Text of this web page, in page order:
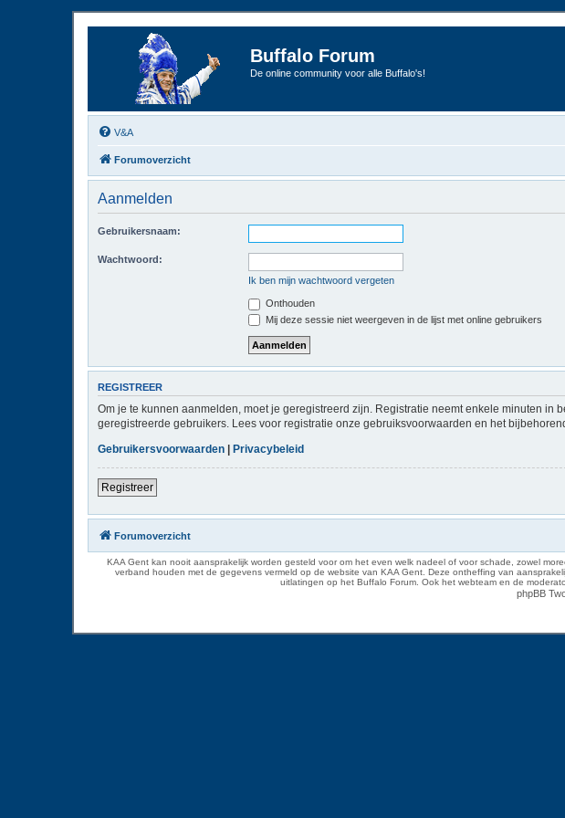
Buffalo Forum
De online community voor alle Buffalo's!
V&A
Forumoverzicht
Aanmelden
Gebruikersnaam:
Wachtwoord:
Ik ben mijn wachtwoord vergeten
Onthouden
Mij deze sessie niet weergeven in de lijst met online gebruikers
REGISTREER
Om je te kunnen aanmelden, moet je geregistreerd zijn. Registratie neemt enkele minuten
geregistreerde gebruikers. Lees voor registratie onze gebruiksvoorwaarden en het
Gebruikersvoorwaarden | Privacybeleid
Registreer
Forumoverzicht
KAA Gent kan nooit aansprakelijk worden gesteld voor om het even welk nadeel of voor schade, zowel
verband houden met de gegevens vermeld op de website van KAA Gent. Deze ontheffing van
uitlatingen op het Buffalo Forum. Ook het webteam en de
phpBB